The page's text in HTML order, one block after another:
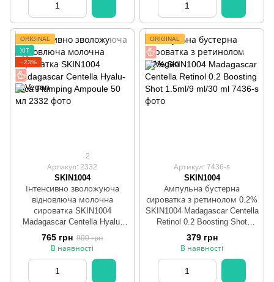
ORIGINAL
ХІТ
−23%
2
Артикул: 2332
SKIN1004
Інтенсивно зволожуюча
відновлюча молочна
сироватка SKIN1004
Madagascar Centella Hyalu-
Teca Plumping Ampoule 50 мл
765 грн 990 грн
В наявності
ORIGINAL
Артикул: 7436-s
SKIN1004
Ампульна бустерна
сироватка з ретинолом 0.2%
SKIN1004 Madagascar Centella
Retinol 0.2 Boosting Shot
1.5ml/9 ml/30 ml
379 грн
В наявності